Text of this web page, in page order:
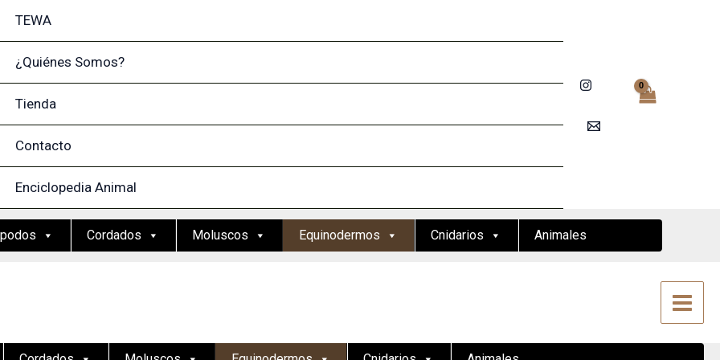
TEWA
¿Quiénes Somos?
Tienda
Contacto
Enciclopedia Animal
Cordados Moluscos Equinodermos Cnidarios Animales